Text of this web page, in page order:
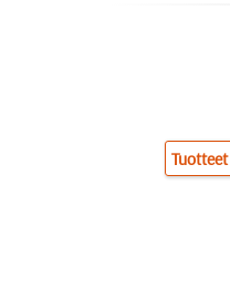
Tuotteet